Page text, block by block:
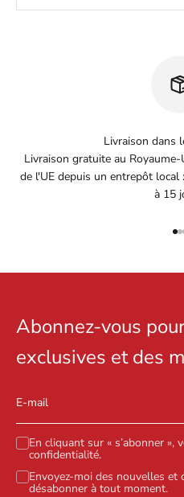
Livraison dans
Livraison gratuite au
de l'UE depuis un entrepôt local
à 15
Abonnez-vous
exclusives et des
E-mail
En cliquant sur « s’abonner »,
confidentialité.
Envoyez-moi des nouvelles et
désabonner à tout moment.